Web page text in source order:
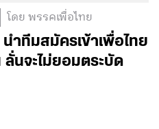
โดย พรรคเพื่อไทย
ำทีมสมัครเข้าเพื่อไทย
นจะไม่ยอมตระบัด